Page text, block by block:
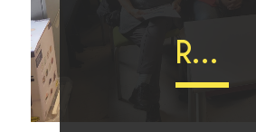
Retour sur notre 20ème Assemblée Générale